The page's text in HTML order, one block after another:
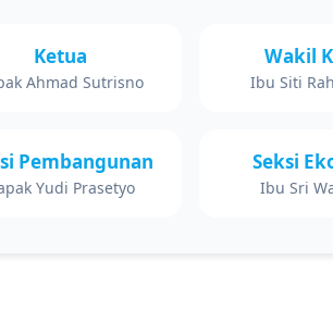
Ketua
Ahmad Sutrisno
Wakil
Ibu Siti
Pembangunan
Yudi Prasetyo
Seksi
Ibu Sri